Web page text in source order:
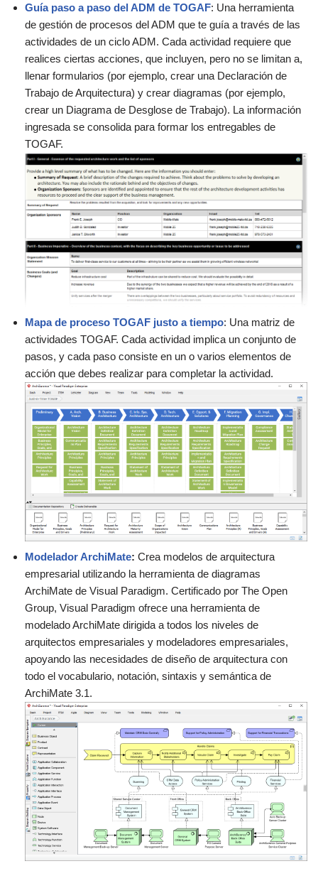
Guía paso a paso del ADM de TOGAF: Una herramienta
de gestión de procesos del ADM que te guía a través de las
actividades de un ciclo ADM. Cada actividad requiere que
realices ciertas acciones, que incluyen, pero no se limitan a,
llenar formularios (por ejemplo, crear una Declaración de
Trabajo de Arquitectura) y crear diagramas (por ejemplo,
crear un Diagrama de Desglose de Trabajo). La información
ingresada se consolida para formar los entregables de
TOGAF.
Mapa de proceso TOGAF justo a tiempo: Una matriz de
actividades TOGAF. Cada actividad implica un conjunto de
pasos, y cada paso consiste en un o varios elementos de
acción que debes realizar para completar la actividad.
Modelador ArchiMate: Crea modelos de arquitectura
empresarial utilizando la herramienta de diagramas
ArchiMate de Visual Paradigm. Certificado por The Open
Group, Visual Paradigm ofrece una herramienta de
modelado ArchiMate dirigida a todos los niveles de
arquitectos empresariales y modeladores empresariales,
apoyando las necesidades de diseño de arquitectura con
todo el vocabulario, notación, sintaxis y semántica de
ArchiMate 3.1.